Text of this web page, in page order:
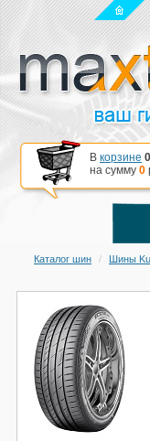
В корзине 0
на сумму 0
Каталог шин Шины